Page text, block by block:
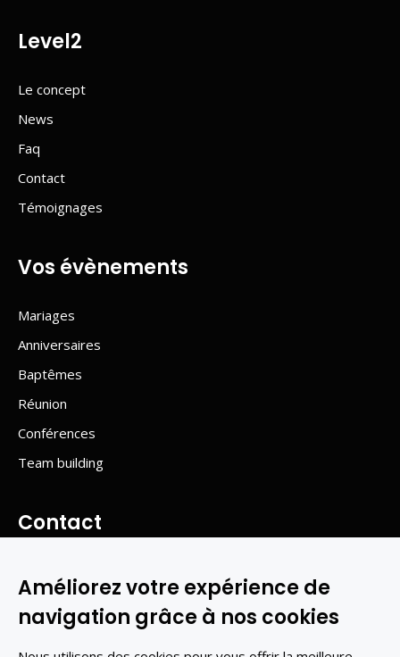
Level2
Le concept
News
Faq
Contact
Témoignages
Vos évènements
Mariages
Anniversaires
Baptêmes
Réunion
Conférences
Team building
Contact
Mail :info@level2.be
Tel :081 43 36 49
Améliorez votre expérience de
navigation grâce à nos cookies